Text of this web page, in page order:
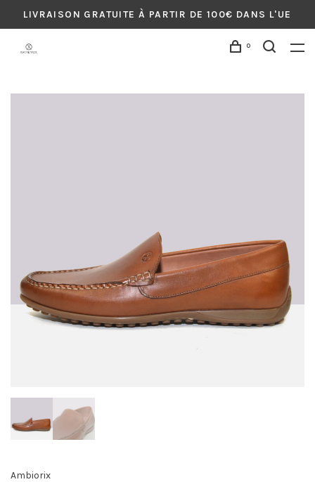
LIVRAISON GRATUITE À PARTIR DE 100€ DANS L'UE
0
Ambiorix